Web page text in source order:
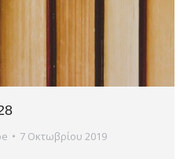
7 Οκτωβρίου 2019